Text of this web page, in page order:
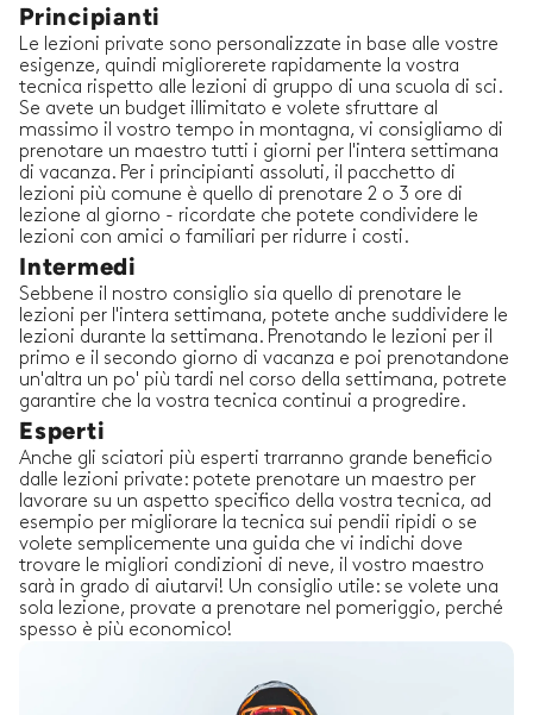
Principianti
Le lezioni private sono personalizzate in base alle vostre
esigenze, quindi migliorerete rapidamente la vostra
tecnica rispetto alle lezioni di gruppo di una scuola di sci.
Se avete un budget illimitato e volete sfruttare al
massimo il vostro tempo in montagna, vi consigliamo di
prenotare un maestro tutti i giorni per l'intera settimana
di vacanza. Per i principianti assoluti, il pacchetto di
lezioni più comune è quello di prenotare 2 o 3 ore di
lezione al giorno - ricordate che potete condividere le
lezioni con amici o familiari per ridurre i costi.
Intermedi
Sebbene il nostro consiglio sia quello di prenotare le
lezioni per l'intera settimana, potete anche suddividere le
lezioni durante la settimana. Prenotando le lezioni per il
primo e il secondo giorno di vacanza e poi prenotandone
un'altra un po' più tardi nel corso della settimana, potrete
garantire che la vostra tecnica continui a progredire.
Esperti
Anche gli sciatori più esperti trarranno grande beneficio
dalle lezioni private: potete prenotare un maestro per
lavorare su un aspetto specifico della vostra tecnica, ad
esempio per migliorare la tecnica sui pendii ripidi o se
volete semplicemente una guida che vi indichi dove
trovare le migliori condizioni di neve, il vostro maestro
sarà in grado di aiutarvi! Un consiglio utile: se volete una
sola lezione, provate a prenotare nel pomeriggio, perché
spesso è più economico!